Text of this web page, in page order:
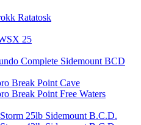
Ratatosk
25
Complete Sidemount BCD
Break Point Cave
Break Point Free Waters
25lb Sidemount B.C.D.